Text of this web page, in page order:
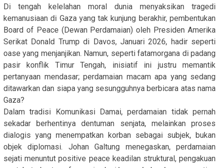
Di tengah kelelahan moral dunia menyaksikan tragedi
kemanusiaan di Gaza yang tak kunjung berakhir, pembentukan
Board of Peace (Dewan Perdamaian) oleh Presiden Amerika
Serikat Donald Trump di Davos, Januari 2026, hadir seperti
oase yang menjanjikan. Namun, seperti fatamorgana di padang
pasir konflik Timur Tengah, inisiatif ini justru memantik
pertanyaan mendasar; perdamaian macam apa yang sedang
ditawarkan dan siapa yang sesungguhnya berbicara atas nama
Gaza?
Dalam tradisi Komunikasi Damai, perdamaian tidak pernah
sekadar berhentinya dentuman senjata, melainkan proses
dialogis yang menempatkan korban sebagai subjek, bukan
objek diplomasi. Johan Galtung menegaskan, perdamaian
sejati menuntut positive peace keadilan struktural, pengakuan